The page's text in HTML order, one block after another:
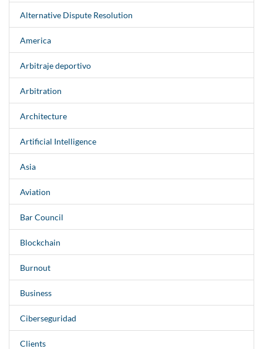
Alternative Dispute Resolution
America
Arbitraje deportivo
Arbitration
Architecture
Artificial Intelligence
Asia
Aviation
Bar Council
Blockchain
Burnout
Business
Ciberseguridad
Clients